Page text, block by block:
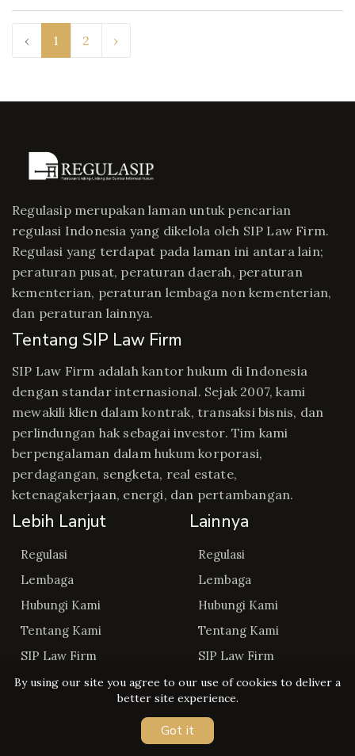
‹ 1 2 ›
Regulasip merupakan laman untuk pencarian
regulasi Indonesia yang dikelola oleh SIP Law Firm.
Regulasi yang terdapat pada laman ini antara lain;
peraturan pusat, peraturan daerah, peraturan
kementerian, peraturan lembaga non kementerian,
dan peraturan lainnya.
Tentang SIP Law Firm
SIP Law Firm adalah kantor hukum di Indonesia
dengan standar internasional. Sejak 2007, kami
mewakili klien dalam kontrak, transaksi bisnis, dan
perlindungan hak sebagai investor. Tim kami
berpengalaman dalam hukum korporasi,
perdagangan, sengketa, real estate,
ketenagakerjaan, energi, dan pertambangan.
Lebih Lanjut
Regulasi
Lembaga
Hubungi Kami
Tentang Kami
SIP Law Firm
Lainnya
Regulasi
Lembaga
Hubungi Kami
Tentang Kami
SIP Law Firm
Copyright © Regulasip 2026. All rights reserved.
By using our site you agree to our use of cookies to deliver a
better site experience.
Got it